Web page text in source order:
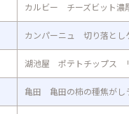
カルビー チーズビット濃
カンパーニュ 切り落と
湖池屋 ポテトチップス
亀田 亀田の柿の種焦が